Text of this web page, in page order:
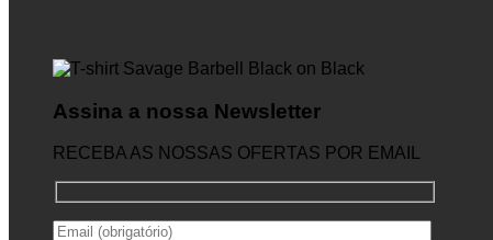
Assina a nossa Newsletter
RECEBA AS NOSSAS OFERTAS POR EMAIL